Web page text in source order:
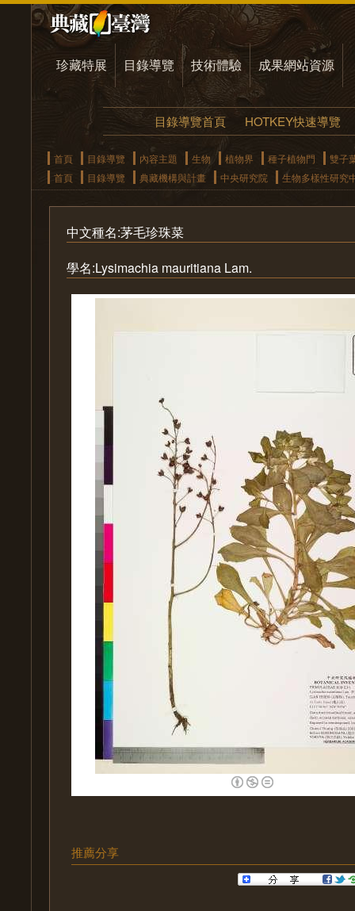
珍藏特展 目錄導覽 技術體驗 成果網站資源
目錄導覽首頁 HOTKEY快速導覽
首頁 目錄導覽 內容主題 生物 植物界 種子植物門
雙子
首頁
目錄導覽 典藏機構與計畫 中央研究院 生物多樣性研究
中文種名:茅毛珍珠菜
學名:Lysimachia mauritiana Lam.
推薦分享